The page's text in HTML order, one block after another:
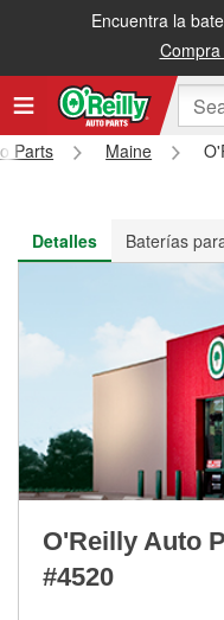
Encuentra la
Recibe tu orden gratis
Parts Maine
Detalles
Baterías
O'Reilly Auto
#4520